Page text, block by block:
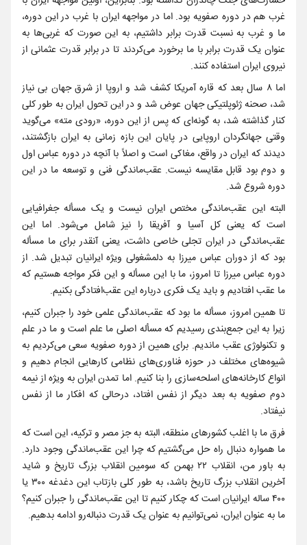
غرب هم در دوره صفویه بود. اما در مواجهه ایران با غرب در این دوره،
ما و غرب به نسبت قدرت برابر داشتیم، به این صورت که غربی‌ها به
عنوان یک قدرت برابر با ما برخورد می‌کردند تا در برابر قدرت عثمانی از
نیروی ایران استفاده کنند.
اما ۸ سال بعد که قاره آمریکا کشف شد و اروپا از شرق جهان بی نیاز
شد، صحنه ژئوپلتیکی جهان عوض شد و در این تحول ایران به طور کلی
کنار گذاشته شد، به گونه‌ای که پس از این دوره، «رودی مته» می‌‌گوید
وقتی جهانگردان اروپایی در پایان این بازه زمانی به ایران بازگشتند،
دیدند که ایران در واقع، مغاکی است و اصلاً با آنچه در دوره عباس اول
و دوم بود قابل مقایسه نیست. عقب‌ماندگی فنی و توسعه ما در این
دوره شروع شد.
البته این عقب‌ماندگی مختص ایران نیست و یک مسأله جغرافیایی
است که یعنی کل آسیا و آفریقا را نیز شامل می‌‌شود. اما این
عقب‌ماندگی در ایران تجلی خاصی داشت، یعنی آنقدر برای ما مسأله
بود که از دوران عباس میرزا به دلمشغولی ویژه ایرانیان تبدیل شد. از
دوره عباس میرزا تا امروز، ما با این مسأله و این فکر مواجه هستیم که
ما عقب افتادیم و باید یک فکری درباره این عقب‌افتادگی بکنیم.
تا همین امروز، مسأله ما بود که عقب‌ماندگی علمی خود را جبران کنیم،
زیرا به این جمع‌بندی رسیدیم که مسأله اصلی ما علم است و ما در علم
و تکنولوژی عقب ماندیم. برای همین از دوره صفویه سعی می‌‌کردیم به
شیوه‌های مختلف در حوزه فناوری‌های نظامی کارهایی انجام دهیم و
انواع کارخانه‌های اسلحه‌سازی را بنا کنیم. اما تمدن ایران به ویژه از نیمه
دوم صفویه به بعد دیگر از نفس افتاد، درحالی که افکار ما از نفس
نیفتاد.
فرق ما با اغلب کشورهای منطقه، البته به جز مصر و ترکیه، این است که
ما همواره دنبال راه حل می‌‌گشتیم که چرا این عقب‌ماندگی وجود دارد.
به باور من، انقلاب ۲۲ بهمن که سومین انقلاب بزرگ تاریخ و شاید
آخرین انقلاب بزرگ تاریخ باشد، به طور کلی بازتاب این دغدغه ۳۰۰ یا
۴۰۰ ساله ایرانیان است که چکار کنیم تا این عقب‌ماندگی را جبران کنیم؟
ما به عنوان ایران، نمی‌توانیم به عنوان یک قدرت دنباله‌رو ادامه بدهیم.